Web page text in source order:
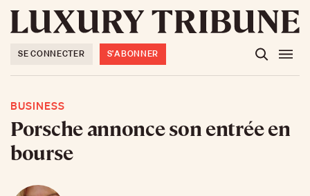
SE CONNECTER S'ABONNER
BUSINESS
Porsche annonce son entrée en
bourse